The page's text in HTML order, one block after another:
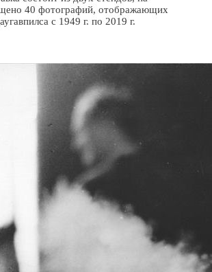
40 фотографий, отображающих
с 1949 г. по 2019 г.